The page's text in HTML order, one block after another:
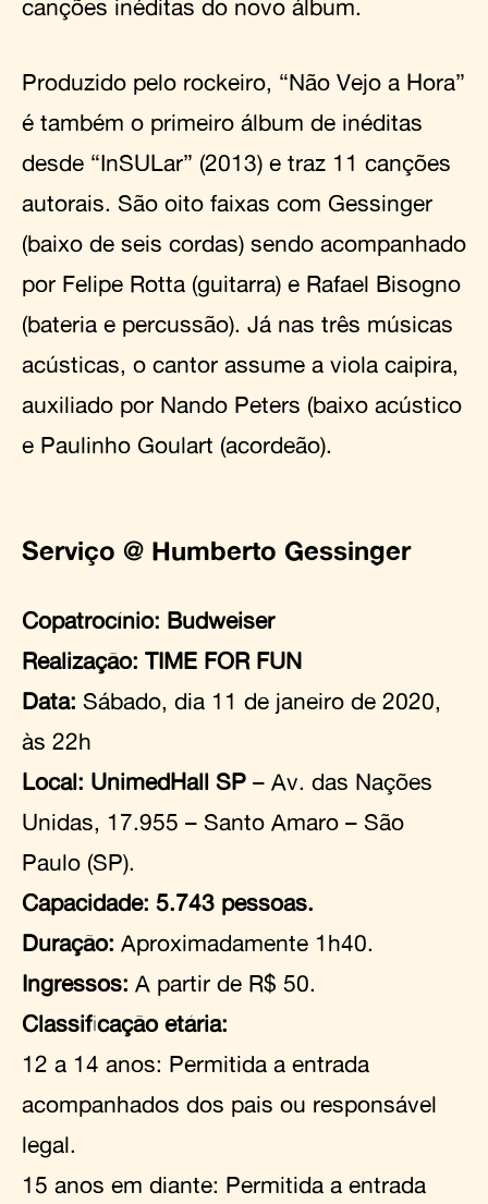
canções inéditas do novo álbum.
Produzido pelo rockeiro, “Não Vejo a Hora”
é também o primeiro álbum de inéditas
desde “InSULar” (2013) e traz 11 canções
autorais. São oito faixas com Gessinger
(baixo de seis cordas) sendo acompanhado
por Felipe Rotta (guitarra) e Rafael Bisogno
(bateria e percussão). Já nas três músicas
acústicas, o cantor assume a viola caipira,
auxiliado por Nando Peters (baixo acústico
e Paulinho Goulart (acordeão).
Serviço @ Humberto Gessinger
Copatrocínio: Budweiser
Realização: TIME FOR FUN
Data: Sábado, dia 11 de janeiro de 2020,
às 22h
Local: UnimedHall SP – Av. das Nações
Unidas, 17.955 – Santo Amaro – São
Paulo (SP).
Capacidade: 5.743 pessoas.
Duração: Aproximadamente 1h40.
Ingressos: A partir de R$ 50.
Classificação etária:
12 a 14 anos: Permitida a entrada
acompanhados dos pais ou responsável
legal.
15 anos em diante: Permitida a entrada